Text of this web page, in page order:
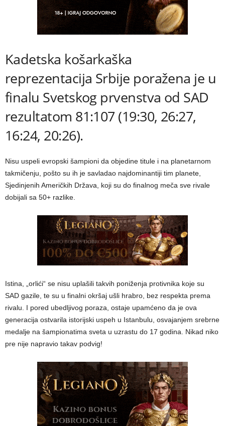
Kadetska košarkaška
reprezentacija Srbije poražena je u
finalu Svetskog prvenstva od SAD
rezultatom 81:107 (19:30, 26:27,
16:24, 20:26).
Nisu uspeli evropski šampioni da objedine titule i na planetarnom
takmičenju, pošto su ih je savladao najdominantiji tim planete,
Sjedinjenih Američkih Država, koji su do finalnog meča sve rivale
dobijali sa 50+ razlike.
Istina, „orlići“ se nisu uplašili takvih poniženja protivnika koje su
SAD gazile, te su u finalni okršaj ušli hrabro, bez respekta prema
rivalu. I pored ubedljivog poraza, ostaje upamćeno da je ova
generacija ostvarila istorijski uspeh u Istanbulu, osvajanjem srebrne
medalje na šampionatima sveta u uzrastu do 17 godina. Nikad niko
pre nije napravio takav podvig!